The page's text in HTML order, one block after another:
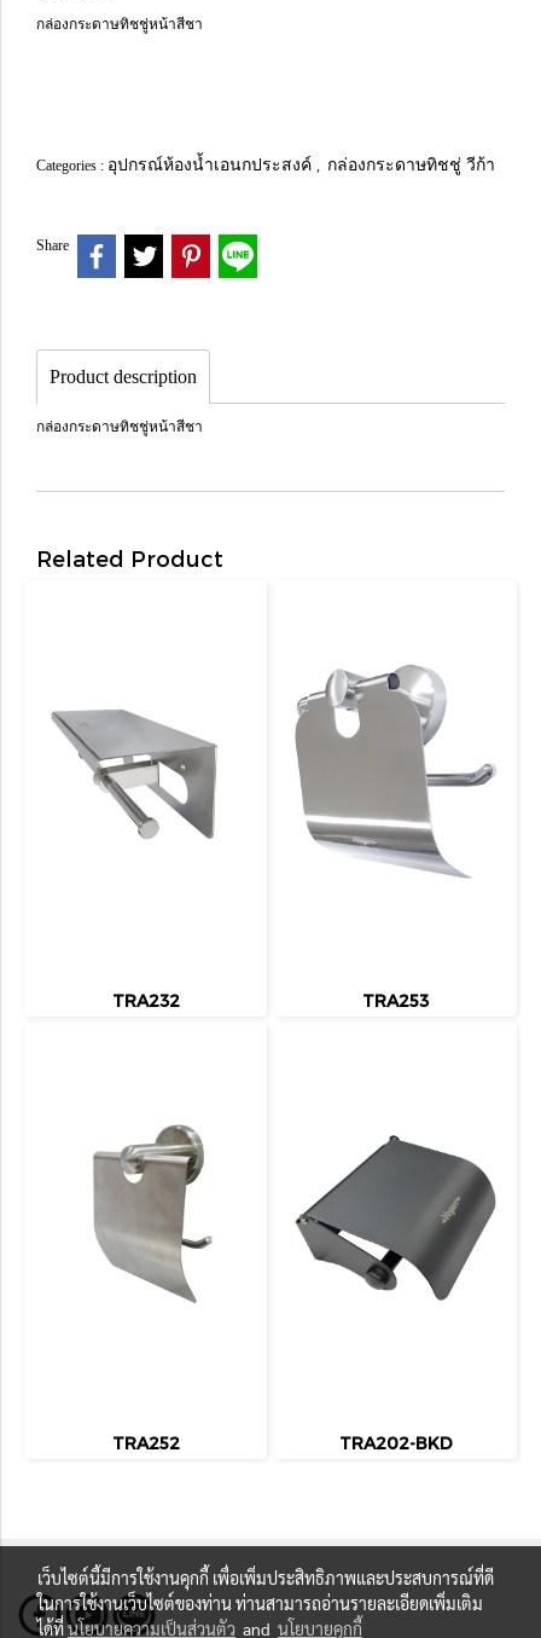
กล่องกระดาษทิชชู่หน้าสีชา
Categories : อุปกรณ์ห้องน้ำเอนกประสงค์ , กล่องกระดาษทิชชู่ วีก้า
Share
Product description
กล่องกระดาษทิชชู่หน้าสีชา
Related Product
TRA232 TRA253
TRA252 TRA202-BKD
เว็บไซต์นี้มีการใช้งานคุกกี้ เพื่อเพิ่มประสิทธิภาพและประสบการณ์ที่ดี
ในการใช้งานเว็บไซต์ของท่าน ท่านสามารถอ่านรายละเอียดเพิ่มเติม
ได้ที่นโยบายความเป็นส่วนตัว and นโยบายคุกกี้